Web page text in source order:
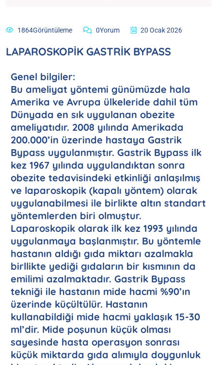
1864Görüntüleme 0Yorum 20 Ocak 2026
LAPAROSKOPİK GASTRİK BYPASS
Genel bilgiler:
Bu ameliyat yöntemi günümüzde hala
Amerika ve Avrupa ülkeleride dahil tüm
Dünyada en sık uygulanan obezite
ameliyatıdır. 2008 yılında Amerikada
200.000’in üzerinde hastaya Gastrik
Bypass uygulanmıştır. Gastrik Bypass ilk
kez 1967 yılında uygulandıktan sonra
obezite tedavisindeki etkinliği anlaşılmış
ve laparoskopik (kapalı yöntem) olarak
uygulanabilmesi ile birlikte altın standart
yöntemlerden biri olmuştur.
Laparoskopik olarak ilk kez 1993 yılında
uygulanmaya başlanmıştır. Bu yöntemle
hastanın aldığı gıda miktarı azalmakla
birllikte yediği gıdaların bir kısmının da
emilimi azalmaktadır. Gastrik Bypass
tekniği ile hastanın mide hacmi %90’ın
üzerinde küçültülür. Hastanın
kullanabildiği mide hacmi yaklaşık 15-30
ml’dir. Mide poşunun küçük olması
sayesinde hasta operasyon sonrası
küçük miktarda gıda alımıyla doygunluk